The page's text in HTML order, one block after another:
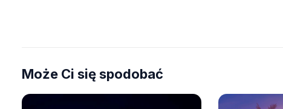
Może Ci się spodobać